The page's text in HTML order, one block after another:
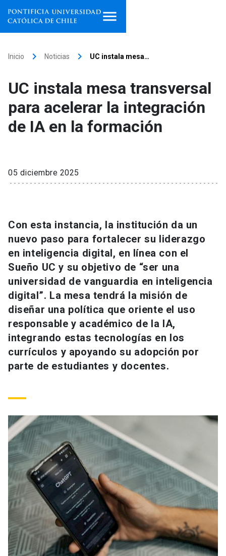
Facultades, escuelas e
institutos
Investigación
Extensión
Información para keyboard_arrow_down
Futuros estudiantes
Estudiantes
Académicos
Personal
Vecinos launch
Go to english site launch
ACCESOS DIRECTOS
Admisión launch
Mi Cuenta UC launch
Mi Portal UC
Medios Biblioteca launch
Donaciones launch
Inicio keyboard_arrow_right Noticias keyboard_arrow_right UC instala mesa…
UC instala mesa transversal
para acelerar la integración
de IA en la formación
05 diciembre 2025
Con esta instancia, la institución da un
nuevo paso para fortalecer su liderazgo
en inteligencia digital, en línea con el
Sueño UC y su objetivo de “ser una
universidad de vanguardia en inteligencia
digital”. La mesa tendrá la misión de
diseñar una política que oriente el uso
responsable y académico de la IA,
integrando estas tecnologías en los
currículos y apoyando su adopción por
parte de estudiantes y docentes.